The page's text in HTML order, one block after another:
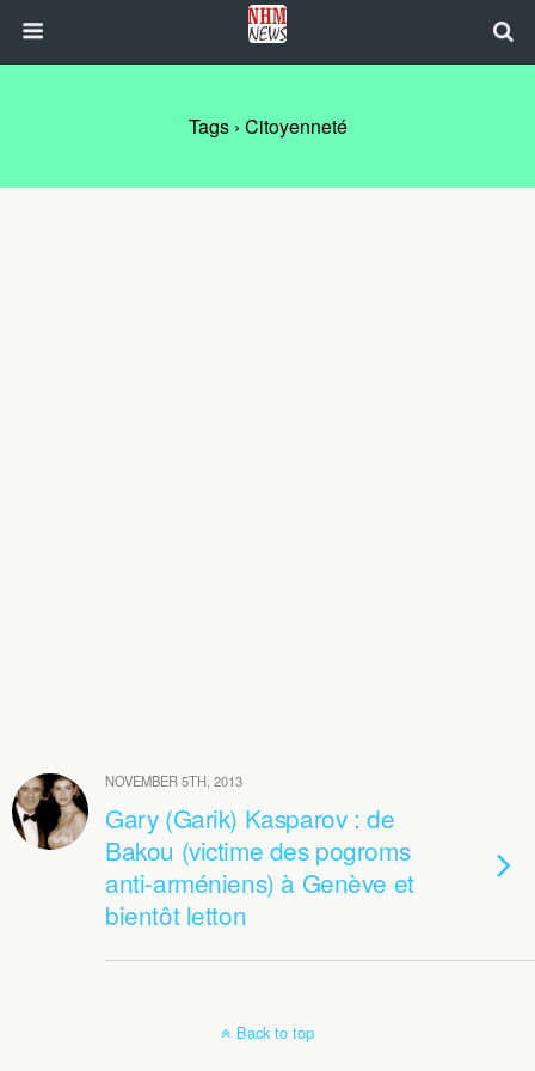
Tags › Citoyenneté
NOVEMBER 5TH, 2013
Gary (Garik) Kasparov : de
Bakou (victime des pogroms
anti-arméniens) à Genève et
bientôt letton
Back to top